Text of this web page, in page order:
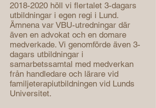
2018-2020 höll vi flertalet 3-dagars
utbildningar i egen regi i Lund.
Ämnena var VBU-utredningar där
även en advokat och en domare
medverkade. Vi genomförde även 3-
dagars utbildningar i
samarbetssamtal med medverkan
från handledare och lärare vid
familjeterapiutbildningen vid Lunds
Universitet.